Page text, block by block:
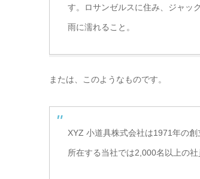
す。ロサンゼルスに住み、ジャッ
雨に濡れること。
または、このようなものです。
XYZ 小道具株式会社は1971年の
所在する当社では2,000名以上の